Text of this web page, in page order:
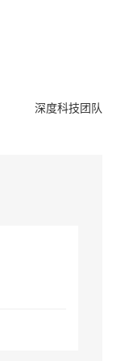
深度科技团队